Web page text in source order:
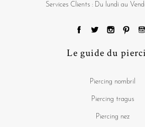
Services Clients : Du lundi au
Le guide du
Piercing nombril
Piercing tragus
Piercing nez